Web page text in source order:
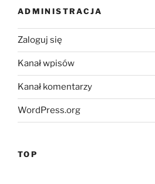
ADMINISTRACJA
Zaloguj się
Kanał wpisów
Kanał komentarzy
WordPress.org
TOP